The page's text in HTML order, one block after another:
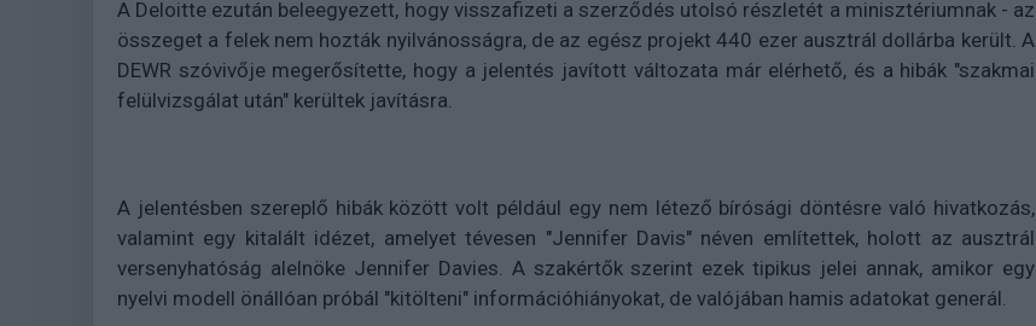
A Deloitte ezután beleegyezett, hogy visszafizeti a szerződés utolsó részletét a minisztériumnak - az
összeget a felek nem hozták nyilvánosságra, de az egész projekt 440 ezer ausztrál dollárba került. A
DEWR szóvivője megerősítette, hogy a jelentés javított változata már elérhető, és a hibák "szakmai
felülvizsgálat után" kerültek javításra.
A jelentésben szereplő hibák között volt például egy nem létező bírósági döntésre való hivatkozás,
valamint egy kitalált idézet, amelyet tévesen "Jennifer Davis" néven említettek, holott az ausztrál
versenyhatóság alelnöke Jennifer Davies. A szakértők szerint ezek tipikus jelei annak, amikor egy
nyelvi modell önállóan próbál "kitölteni" információhiányokat, de valójában hamis adatokat generál.